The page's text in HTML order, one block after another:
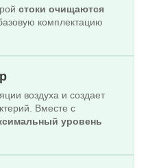
стоки очищаются
комплектацию
воздуха и создает
Вместе с
уровень